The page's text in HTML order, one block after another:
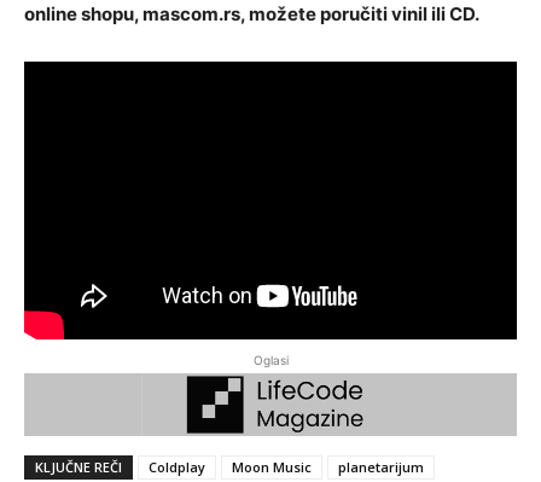
online shopu, mascom.rs, možete poručiti vinil ili CD.
Oglasi
KLJUČNE REČI Coldplay Moon Music
planetarijum